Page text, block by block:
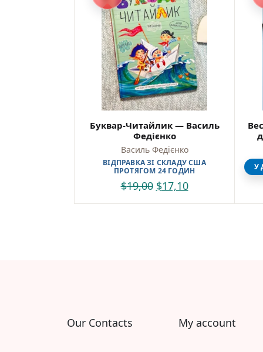
Буквар-Читайлик — Василь
Федієнко
Василь Федієнко
ВІДПРАВКА ЗІ СКЛАДУ США
ПРОТЯГОМ 24 ГОДИН
$19,00 $17,10
У
Our Contacts My account